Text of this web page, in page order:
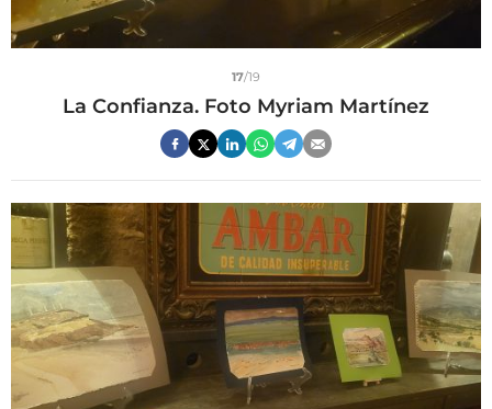
17/19
La Confianza. Foto Myriam Martínez